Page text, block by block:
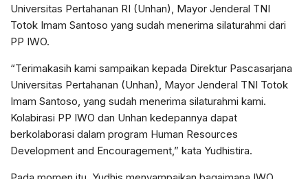
Universitas Pertahanan RI (Unhan), Mayor Jenderal TNI
Totok Imam Santoso yang sudah menerima silaturahmi dari
PP IWO.
“Terimakasih kami sampaikan kepada Direktur Pascasarjana
Universitas Pertahanan (Unhan), Mayor Jenderal TNI Totok
Imam Santoso, yang sudah menerima silaturahmi kami.
Kolabirasi PP IWO dan Unhan kedepannya dapat
berkolaborasi dalam program Human Resources
Development and Encouragement,” kata Yudhistira.